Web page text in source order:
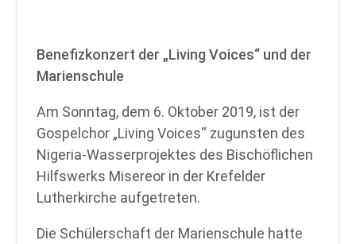
Benefizkonzert der „Living Voices“ und der
Marienschule
Am Sonntag, dem 6. Oktober 2019, ist der
Gospelchor „Living Voices“ zugunsten des
Nigeria-Wasserprojektes des Bischöflichen
Hilfswerks Misereor in der Krefelder
Lutherkirche aufgetreten.
Die Schülerschaft der Marienschule hatte